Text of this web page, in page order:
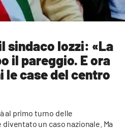
sindaco Iozzi: «La
il pareggio. E ora
le case del centro
al primo turno delle
un caso nazionale. Ma